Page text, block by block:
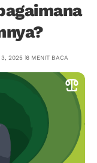
3, 2025 6 MENIT BACA